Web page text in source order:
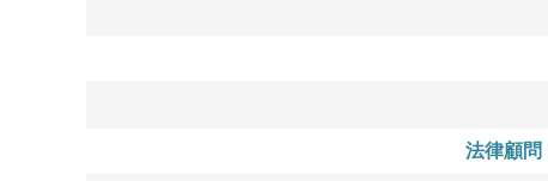
法律顧問